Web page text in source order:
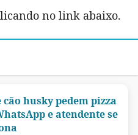
no link abaixo.
cão husky pedem pizza
e atendente se